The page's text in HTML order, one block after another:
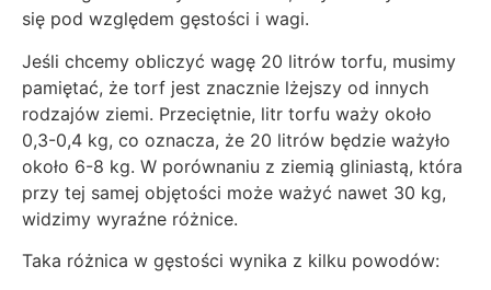
się pod względem gęstości i wagi.
Jeśli chcemy obliczyć wagę 20 litrów torfu, musimy
pamiętać, że torf jest znacznie lżejszy od innych
rodzajów ziemi. Przeciętnie, litr torfu waży około
0,3-0,4 kg, co oznacza, że 20 litrów będzie ważyło
około 6-8 kg. W porównaniu z ziemią gliniastą, która
przy tej samej objętości może ważyć nawet 30 kg,
widzimy wyraźne różnice.
Taka różnica w gęstości wynika z kilku powodów: